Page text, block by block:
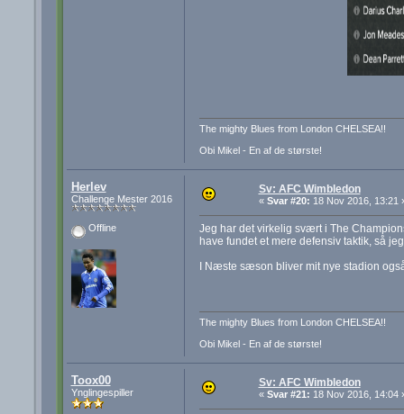
The mighty Blues from London CHELSEA!!
Obi Mikel - En af de største!
Herlev
Challenge Mester 2016
Offline
Sv: AFC Wimbledon
« Svar #20: 18 Nov 2016, 13:21
Jeg har det virkelig svært i The
have fundet et mere defensiv taktik, så
I Næste sæson bliver mit nye stadion
The mighty Blues from London CHELSEA!!
Obi Mikel - En af de største!
Toox00
Ynglingespiller
Sv: AFC Wimbledon
« Svar #21: 18 Nov 2016, 14:04